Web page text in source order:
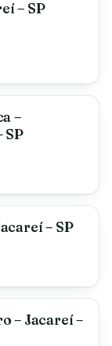
– SP
–
SP
– SP
– Jacareí –